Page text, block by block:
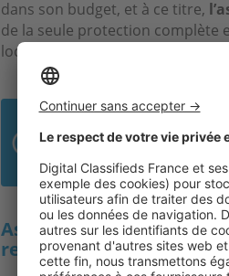
dans son budget, et à ce titre,
de la seule protection complète
location son logement en toute
Si vous avez opté pour
Assurance loyers
retrouver ?